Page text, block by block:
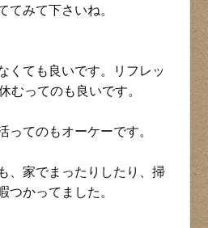
てみて下さいね。
くても良いです。リフレッ
むってのも良いです。
ってのもオーケーです。
、家でまったりしたり、掃
つかってました。